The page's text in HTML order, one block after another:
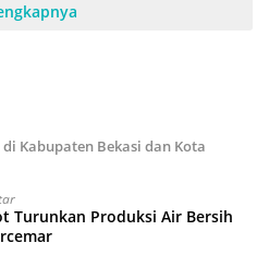
Kabupaten Bekasi dan Kota
Turunkan Produksi Air Bersih